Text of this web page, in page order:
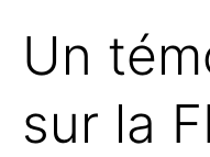
Un
sur la